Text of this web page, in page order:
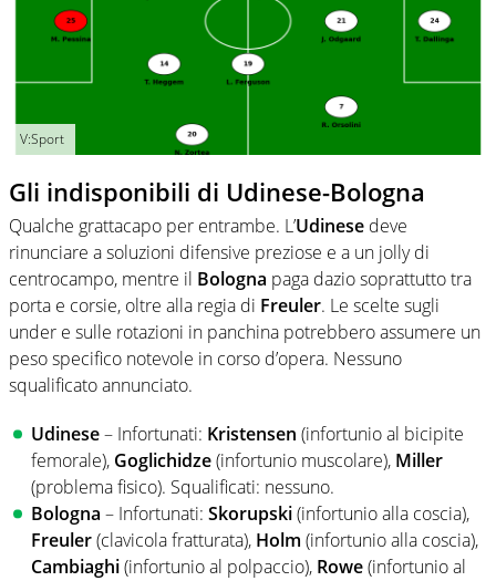
V:Sport
Gli indisponibili di Udinese-Bologna
Qualche grattacapo per entrambe. L’Udinese deve
rinunciare a soluzioni difensive preziose e a un jolly di
centrocampo, mentre il Bologna paga dazio soprattutto tra
porta e corsie, oltre alla regia di Freuler. Le scelte sugli
under e sulle rotazioni in panchina potrebbero assumere un
peso specifico notevole in corso d’opera. Nessuno
squalificato annunciato.
Udinese– Infortunati: Kristensen (infortunio al bicipite
femorale), Goglichidze(infortunio muscolare), Miller
(problema fisico). Squalificati: nessuno.
Bologna – Infortunati: Skorupski(infortunio alla coscia),
Freuler(clavicola fratturata), Holm (infortunio alla coscia),
Cambiaghi(infortunio al polpaccio), Rowe(infortunio al